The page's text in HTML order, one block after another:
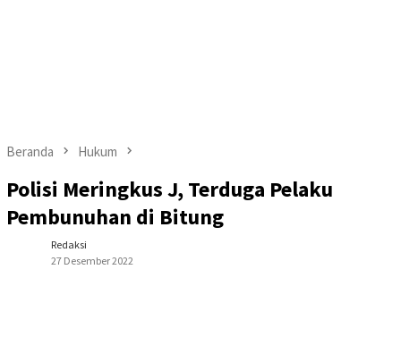
Beranda Hukum
Polisi Meringkus J, Terduga Pelaku
Pembunuhan di Bitung
Redaksi
27 Desember 2022